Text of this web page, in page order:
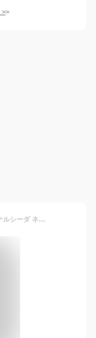
>
ミズノ トレーニングシューズ ジュニア モナルシーダ ネオ 3 セレクト AS NEO SELECT Jr. MIZUNO 幅広 ワイド サッカー フットサル P1GE242560 ◎